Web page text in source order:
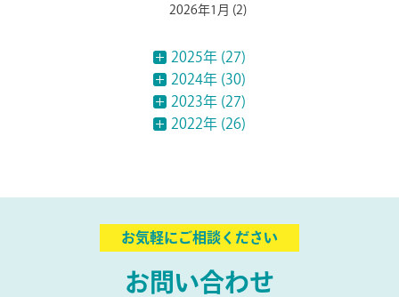
2026年1月 (2)
2025年 (27)
2024年 (30)
2023年 (27)
2022年 (26)
お気軽にご相談ください
お問い合わせ